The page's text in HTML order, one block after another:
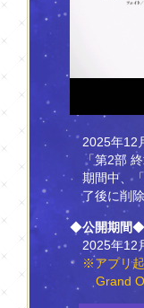
2025年12
「第2部
期間中、
了後に削
◆公開期間◆
2025年12
※アプリ
Grand